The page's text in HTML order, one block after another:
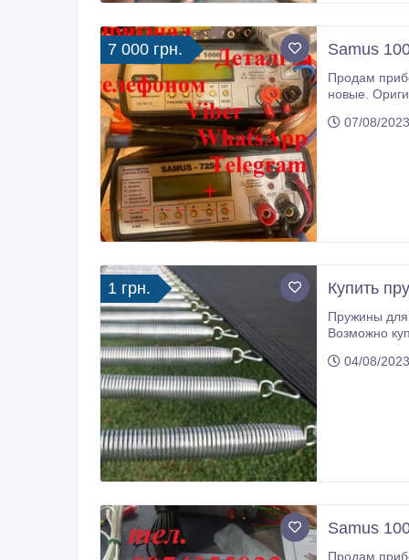
7 000 грн. Sаmus
Продам приборы
новые.
если вы
07/08/
1 грн. Купить
Пружины для
Возможно
25см.04/08/
Samus
Продам приборы марки Samus 1000, RICH